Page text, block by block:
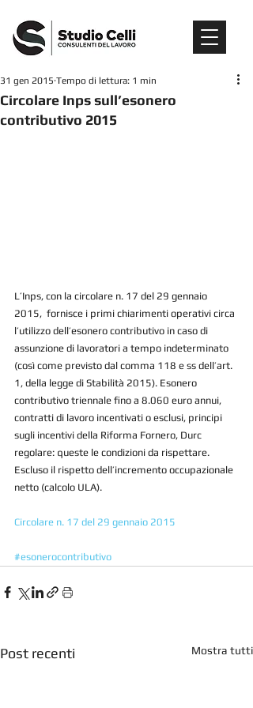
Circolare Inps sull’esonero
contributivo 2015
31 gen 2015 Tempo di lettura: 1 min
L’Inps, con la circolare n. 17 del 29 gennaio
2015,  fornisce i primi chiarimenti operativi circa
l’utilizzo dell’esonero contributivo in caso di
assunzione di lavoratori a tempo indeterminato
(così come previsto dal comma 118 e ss dell’art.
1, della legge di Stabilità 2015). Esonero
contributivo triennale fino a 8.060 euro annui,
contratti di lavoro incentivati o esclusi, principi
sugli incentivi della Riforma Fornero, Durc
regolare: queste le condizioni da rispettare.
Escluso il rispetto dell’incremento occupazionale
netto (calcolo ULA).
Circolare n. 17 del 29 gennaio 2015
#esonerocontributivo
Post recenti Mostra tutti